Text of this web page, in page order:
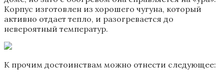
Корпус изготовлен из хорошего чугуна, который
активно отдает тепло, и разогревается до
невероятный температур.
К прочим достоинствам можно отнести следующее: